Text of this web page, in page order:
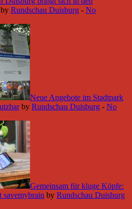
by Rundschau Duisburg - No
Neue Angebote im Stadtpark
by Rundschau Duisburg - No
Gemeinsam für kluge Köpfe:
by Rundschau Duisburg